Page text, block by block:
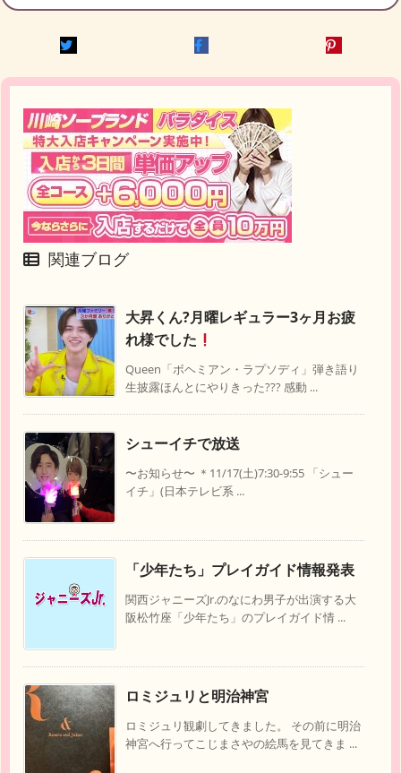
関連ブログ
大昇くん?月曜レギュラー3ヶ月お疲
れ様でした
Queen「ボヘミアン・ラプソディ」弾き語り
生披露ほんとにやりきった??? 感動 ...
シューイチで放送
〜お知らせ〜 ＊11/17(土)7:30-9:55 「シュー
イチ」(日本テレビ系 ...
「少年たち」プレイガイド情報発表
関西ジャニーズJr.のなにわ男子が出演する大
阪松竹座「少年たち」のプレイガイド情 ...
ロミジュリと明治神宮
ロミジュリ観劇してきました。 その前に明治
神宮へ行ってこじまさやの絵馬を見てきま ...